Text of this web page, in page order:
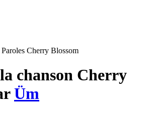
Paroles Cherry Blossom
chanson Cherry
Üm